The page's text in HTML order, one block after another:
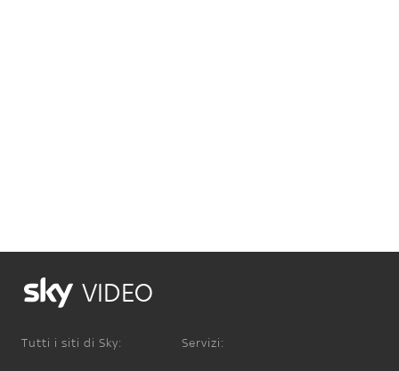
VIDEO
Tutti i siti di Sky: Servizi: